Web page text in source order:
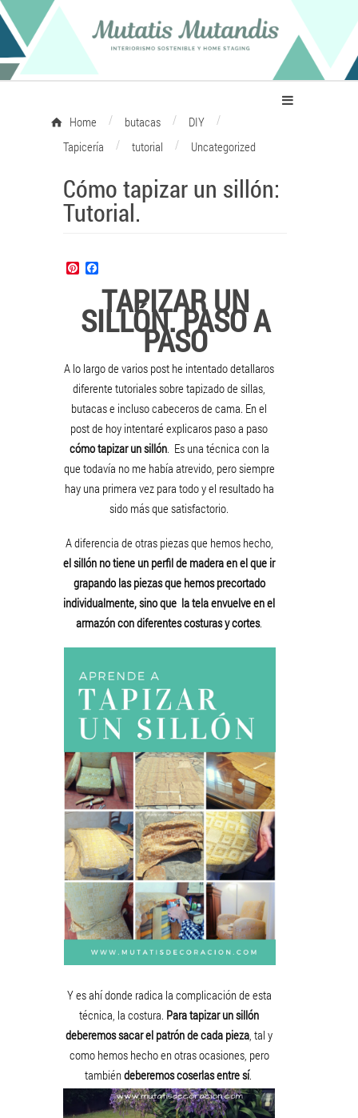
Home / butacas / DIY
/
Tapicería
/ tutorial / Uncategorized
Cómo tapizar un sillón:
Tutorial.
Pinterest
TAPIZAR UN
SILLÓN. PASO A
PASO
A lo largo de varios post he intentado detallaros
diferente tutoriales sobre tapizado de sillas,
butacas e incluso cabeceros de cama. En el
post de hoy intentaré explicaros paso a paso
cómo tapizar un sillón. Es una técnica con la
que todavía no me había atrevido, pero siempre
hay una primera vez para todo y el resultado ha
sido más que satisfactorio.
A diferencia de otras piezas que hemos hecho,
el sillón no tiene un perfil de madera en el que ir
grapando las piezas que hemos precortado
individualmente, sino que la tela envuelve en el
armazón con diferentes costuras y cortes.
Y es ahí donde radica la complicación de esta
técnica, la costura. Para tapizar un sillón
deberemos sacar el patrón de cada pieza , tal y
como hemos hecho en otras ocasiones, pero
tambiéndeberemos coserlas entre sí.